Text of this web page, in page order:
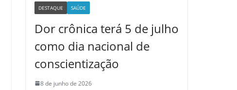
DESTAQUE SAÚDE
Dor crônica terá 5 de julho
como dia nacional de
conscientização
8 de junho de 2026